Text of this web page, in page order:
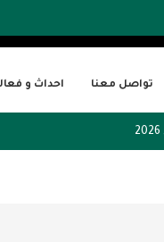
احداث و تواصل معنا